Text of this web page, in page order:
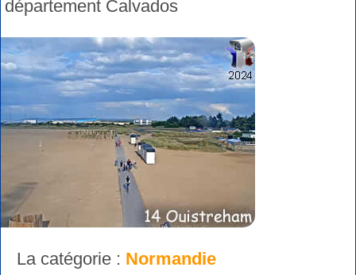
département Calvados
La catégorie : Normandie